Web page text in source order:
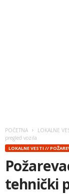
POČETNA LOKALNE
pregled vozila
LOKALNE VESTI //
tehnički